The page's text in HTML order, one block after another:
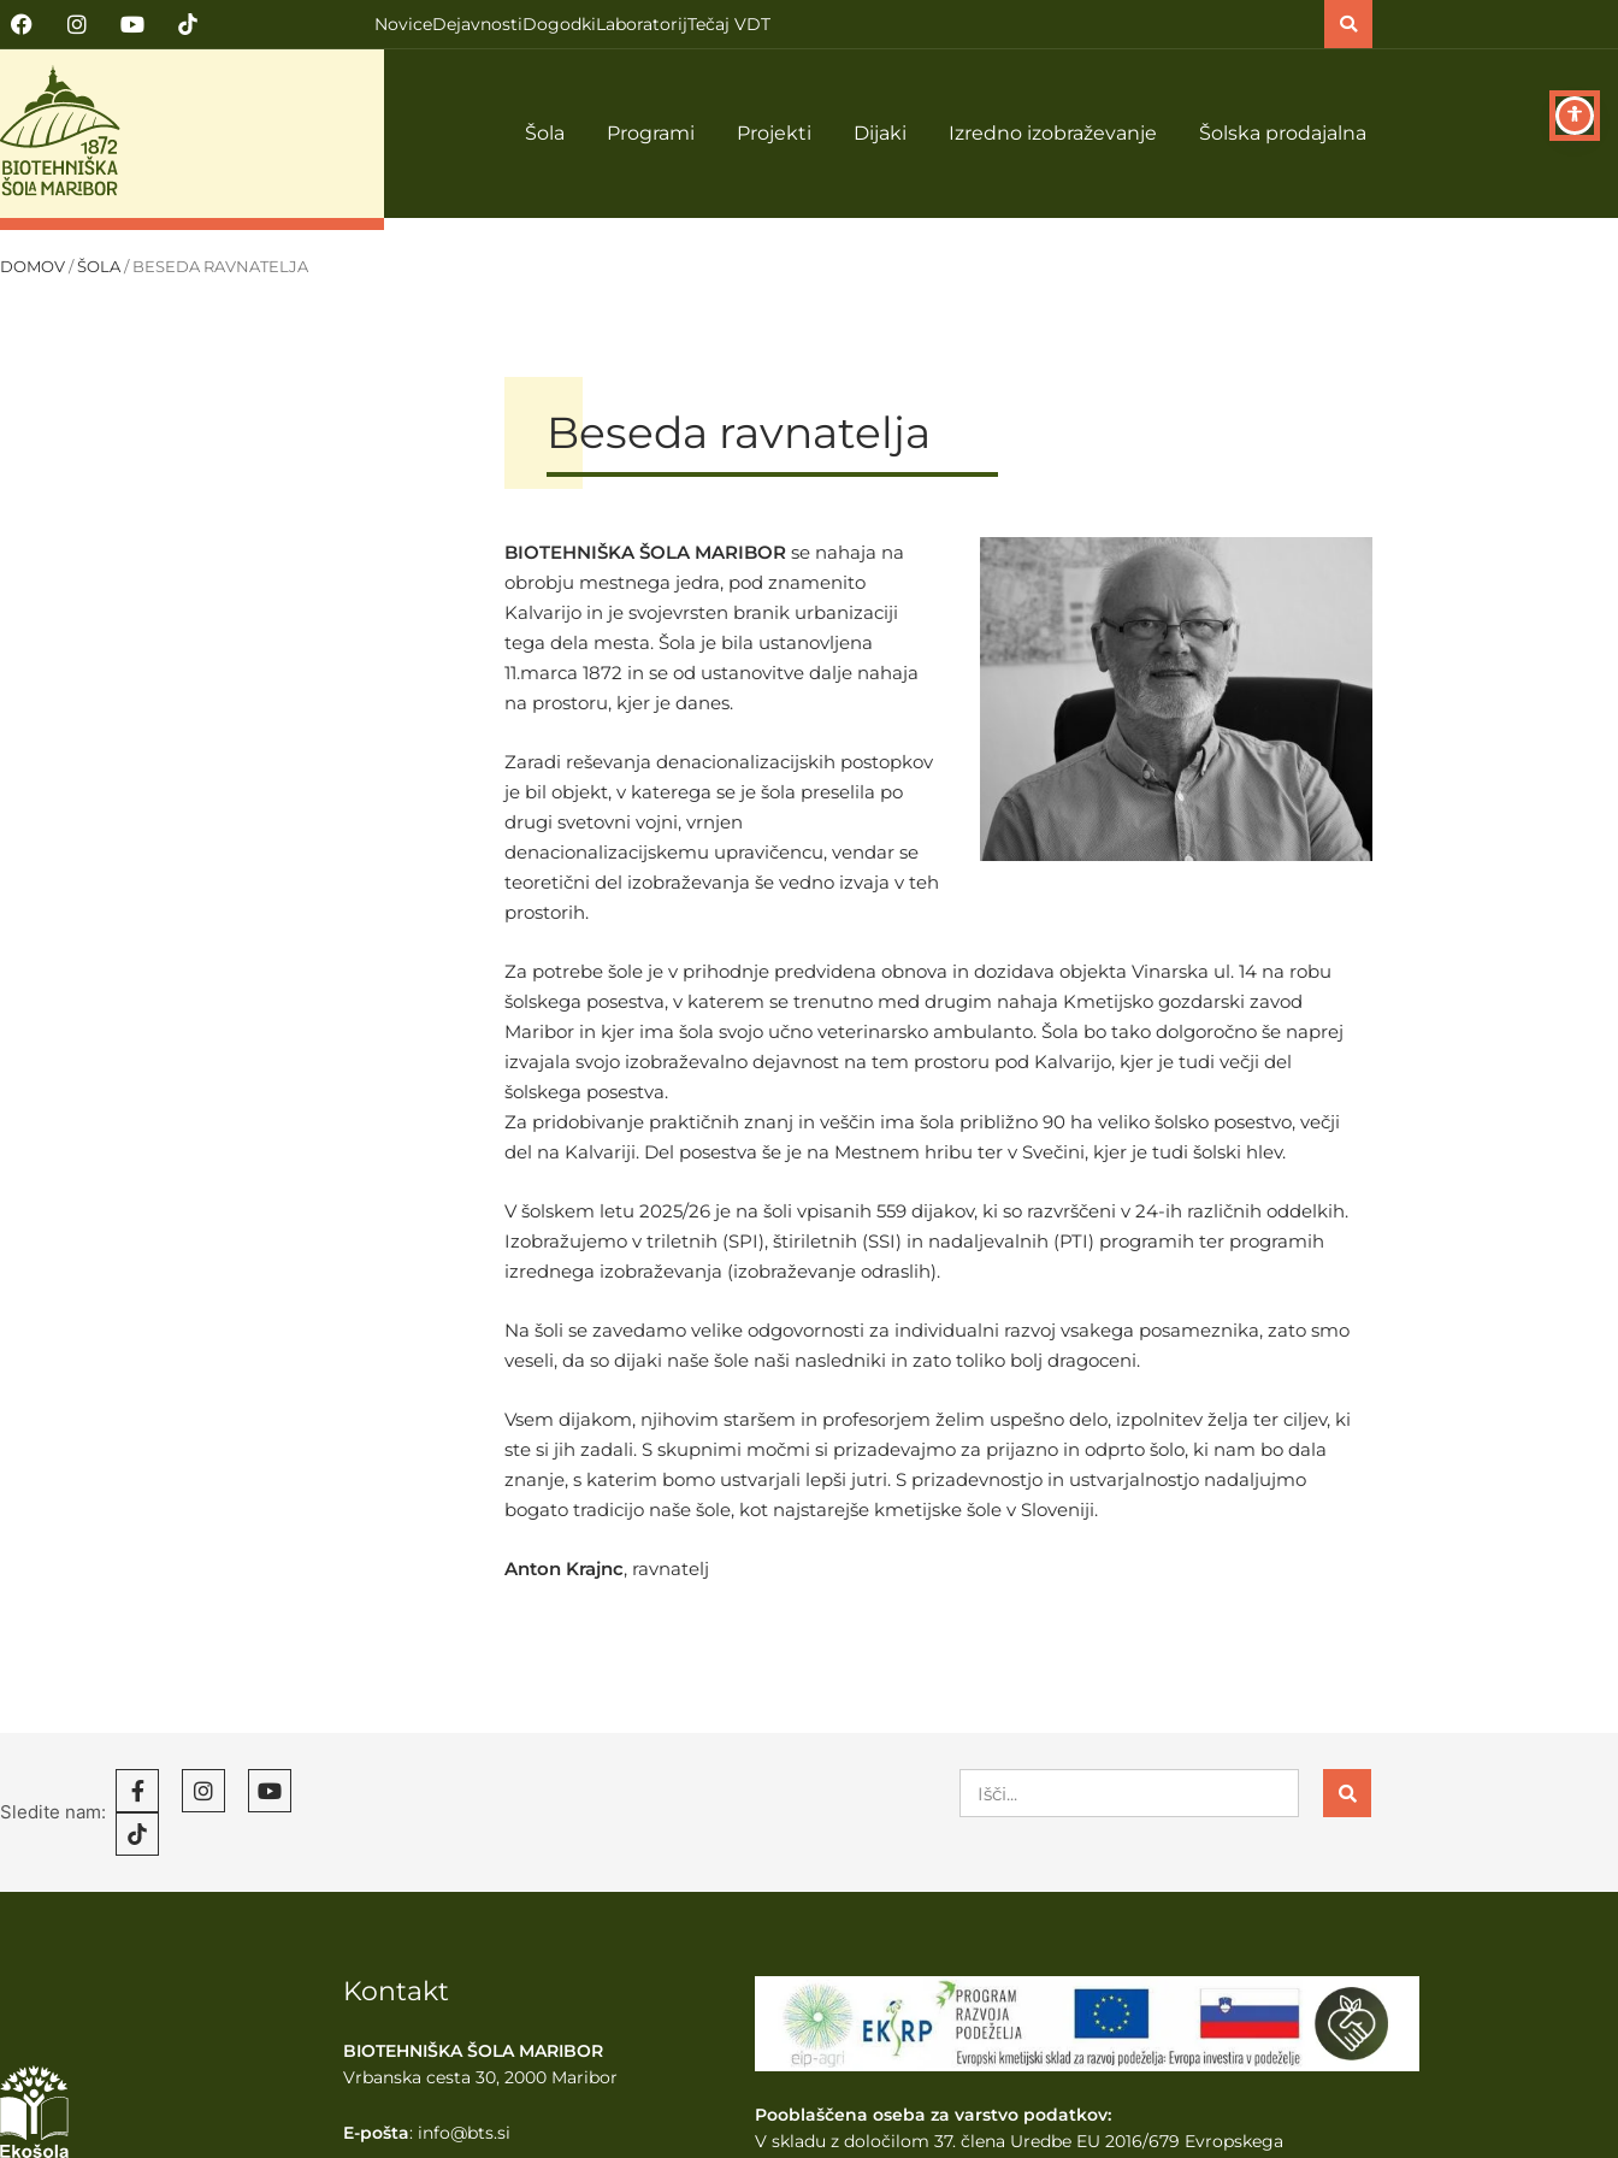
NoviceDejavnostiDogodkiLaboratorijTečaj VDT
Šola Programi Projekti Dijaki Izredno izobraževanje Šolska prodajalna
DOMOV /ŠOLA / BESEDA RAVNATELJA
Beseda ravnatelja
BIOTEHNIŠKA ŠOLA MARIBOR se nahaja na
obrobju mestnega jedra, pod znamenito
Kalvarijo in je svojevrsten branik urbanizaciji
tega dela mesta. Šola je bila ustanovljena
11.marca 1872 in se od ustanovitve dalje nahaja
na prostoru, kjer je danes.
Zaradi reševanja denacionalizacijskih postopkov
je bil objekt, v katerega se je šola preselila po
drugi svetovni vojni, vrnjen
denacionalizacijskemu upravičencu, vendar se
teoretični del izobraževanja še vedno izvaja v teh
prostorih.
Za potrebe šole je v prihodnje predvidena obnova in dozidava objekta Vinarska ul. 14 na robu
šolskega posestva, v katerem se trenutno med drugim nahaja Kmetijsko gozdarski zavod
Maribor in kjer ima šola svojo učno veterinarsko ambulanto. Šola bo tako dolgoročno še naprej
izvajala svojo izobraževalno dejavnost na tem prostoru pod Kalvarijo, kjer je tudi večji del
šolskega posestva.
Za pridobivanje praktičnih znanj in veščin ima šola približno 90 ha veliko šolsko posestvo, večji
del na Kalvariji. Del posestva še je na Mestnem hribu ter v Svečini, kjer je tudi šolski hlev.
V šolskem letu 2025/26 je na šoli vpisanih 559 dijakov, ki so razvrščeni v 24-ih različnih oddelkih.
Izobražujemo v triletnih (SPI), štiriletnih (SSI) in nadaljevalnih (PTI) programih ter programih
izrednega izobraževanja (izobraževanje odraslih).
Na šoli se zavedamo velike odgovornosti za individualni razvoj vsakega posameznika, zato smo
veseli, da so dijaki naše šole naši nasledniki in zato toliko bolj dragoceni.
Vsem dijakom, njihovim staršem in profesorjem želim uspešno delo, izpolnitev želja ter ciljev, ki
ste si jih zadali. S skupnimi močmi si prizadevajmo za prijazno in odprto šolo, ki nam bo dala
znanje, s katerim bomo ustvarjali lepši jutri. S prizadevnostjo in ustvarjalnostjo nadaljujmo
bogato tradicijo naše šole, kot najstarejše kmetijske šole v Sloveniji.
Anton Krajnc, ravnatelj
Sledite nam:
Kontakt
BIOTEHNIŠKA ŠOLA MARIBOR
Vrbanska cesta 30, 2000 Maribor
E-pošta: info@bts.si
Pooblaščena oseba za varstvo podatkov:
V skladu z določilom 37. člena Uredbe EU 2016/679 Evropskega